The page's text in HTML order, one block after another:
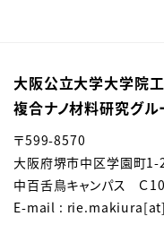
大阪公立大学大学院
複合ナノ材料研究グル
〒599-8570
大阪府堺市中区学園町1-
中百舌鳥キャンパス Ｃ
E-mail :